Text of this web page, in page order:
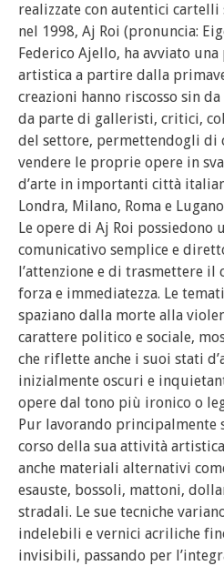
realizzate con autentici
nel 1998, Aj Roi (pronuncia:
Federico Ajello, ha avviato
artistica a partire dalla
creazioni hanno riscosso sin
da parte di galleristi, critici,
del settore, permettendogli di
vendere le proprie opere in
d’arte in importanti città
Londra, Milano, Roma e
Le opere di Aj Roi possiedono
comunicativo semplice e
l’attenzione e di trasmettere il
forza e immediatezza. Le
spaziano dalla morte alla
carattere politico e sociale,
che riflette anche i suoi stati
inizialmente oscuri e
opere dal tono più ironico o
Pur lavorando principalmente
corso della sua attività
anche materiali alternativi
esauste, bossoli, mattoni,
stradali. Le sue tecniche
indelebili e vernici acriliche
invisibili, passando per